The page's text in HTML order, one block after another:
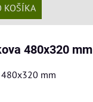
480x320 mm
mm